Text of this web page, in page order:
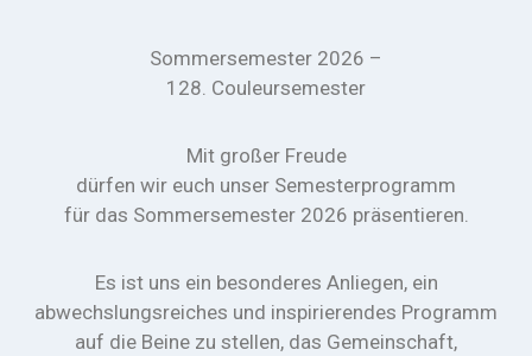
Sommersemester 2026 –
128. Couleursemester
Mit großer Freude
dürfen wir euch unser Semesterprogramm
für das Sommersemester 2026 präsentieren.
Es ist uns ein besonderes Anliegen, ein
abwechslungsreiches und inspirierendes Programm
auf die Beine zu stellen, das Gemeinschaft,